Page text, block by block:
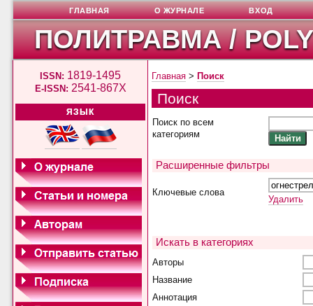
ПОЛИТРАВМА /
ISSN: 1819-1495
E-ISSN: 2541-867X
ЯЗЫК
ГЛАВНАЯ О ЖУРНАЛЕ ВХОД
Главная > Поиск
Поиск
Поиск по всем
категориям
Расширенные фильтры
Ключевые слова
Удалить
Искать в категориях
Авторы
Название
Аннотация